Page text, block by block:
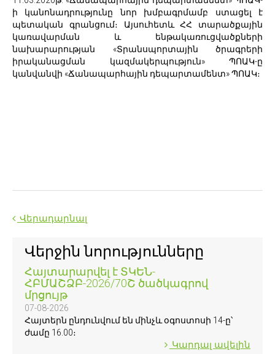
ի կանոնադրությունը նոր խմբագրմամբ ստացել է
պետական գրանցում։ Այսուհետև ՀՀ տարածքային
կառավարման և ենթակառուցվածքների
նախարարության «Տրանսպորտային ծրագրերի
իրականացման կազմակերպություն» ՊՈԱԿ-ը
կանվանվի «Ճանապարհային դեպարտամենտ» ՊՈԱԿ։
Վերադարնալ
Վերջին նորությունները
Հայտարարվել է ՏԿԵՆ-
ՀԲՄԱՇՁԲ-2026/70Շ ծածկագրով
մրցույթ
07-08-2026
Հայտերն ընդունվում են մինչև օգոստոսի 14-ը՝
ժամը 16.00։
Կարդալ ավելին